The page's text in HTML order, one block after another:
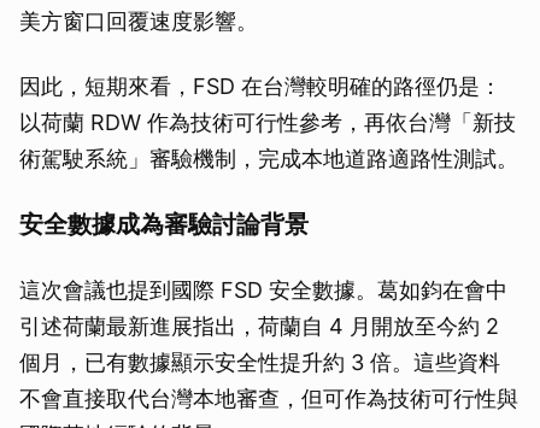
美方窗口回覆速度影響。
因此，短期來看，FSD 在台灣較明確的路徑仍是：
以荷蘭 RDW 作為技術可行性參考，再依台灣「新技
術駕駛系統」審驗機制，完成本地道路適路性測試。
安全數據成為審驗討論背景
這次會議也提到國際 FSD 安全數據。葛如鈞在會中
引述荷蘭最新進展指出，荷蘭自 4 月開放至今約 2
個月，已有數據顯示安全性提升約 3 倍。這些資料
不會直接取代台灣本地審查，但可作為技術可行性與